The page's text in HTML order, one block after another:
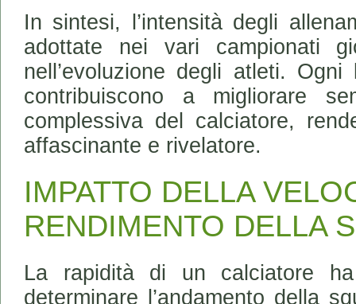
In sintesi, l’intensità degli
adottate nei vari campionati
nell’evoluzione degli atleti.
contribuiscono a migliorare
complessiva del calciatore,
affascinante e rivelatore.
IMPATTO DELLA
RENDIMENTO DELLA
La rapidità di un calciatore
determinare l’andamento della